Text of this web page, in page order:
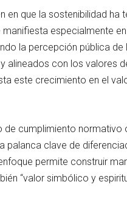
que la sostenibilidad ha
especialmente
la percepción pública de
con los valores
este crecimiento en el
de cumplimiento normativo
palanca clave de
permite construir
“valor simbólico y